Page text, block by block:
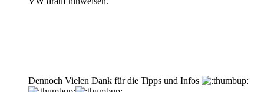
Dennoch Vielen Dank für die Tipps und Infos